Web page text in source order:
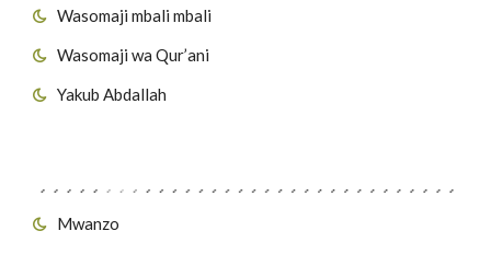
Wasomaji mbali mbali
Wasomaji wa Qur’ani
Yakub Abdallah
Mwanzo